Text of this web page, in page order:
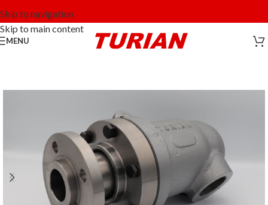
Skip to navigation
Skip to main content
MENU